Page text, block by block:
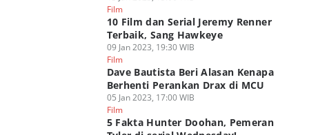
Film
10 Film dan Serial Jeremy Renner
Terbaik, Sang Hawkeye
09 Jan 2023, 19:30 WIB
Film
Dave Bautista Beri Alasan Kenapa
Berhenti Perankan Drax di MCU
05 Jan 2023, 17:00 WIB
Film
5 Fakta Hunter Doohan, Pemeran